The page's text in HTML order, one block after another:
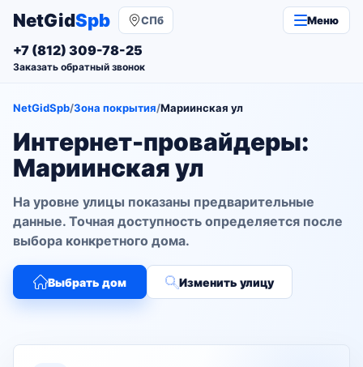
NetGidSpb СПб Меню
+7 (812) 309-78-25
Заказать обратный звонок
NetGidSpb/Зона покрытия/Мариинская ул
Интернет-провайдеры:
Мариинская ул
На уровне улицы показаны предварительные
данные. Точная доступность определяется после
выбора конкретного дома.
Выбрать дом Изменить улицу